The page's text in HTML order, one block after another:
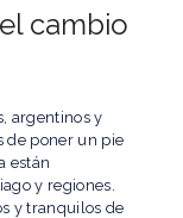
cambio
argentinos y
de poner un pie
están
y regiones.
y tranquilos de